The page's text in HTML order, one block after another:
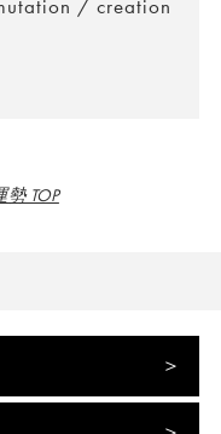
/ creation
TOP